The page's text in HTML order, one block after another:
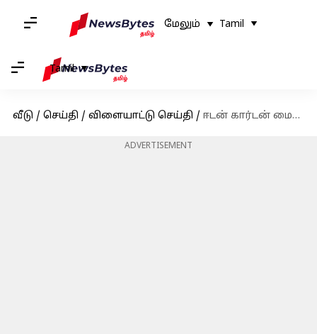
மேலும் Tamil
Tamil
வீடு / செய்தி / விளையாட்டு செய்தி / ஈடன் கார்டன் மைதானத்தில் தூக்கில் தொங்கிய நிலையில் இளைஞர் சடலம் மீட்பு
ADVERTISEMENT